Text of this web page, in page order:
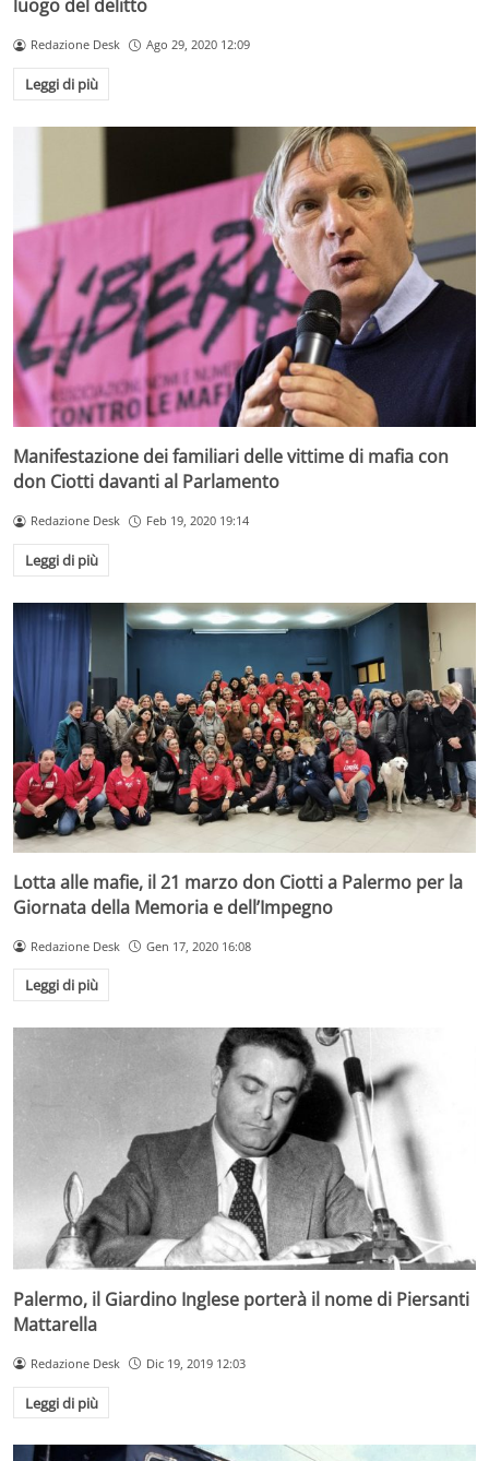
luogo del delitto
Redazione Desk Ago 29, 2020 12:09
Leggi di più
Manifestazione dei familiari delle vittime di mafia con
don Ciotti davanti al Parlamento
Redazione Desk Feb 19, 2020 19:14
Leggi di più
Lotta alle mafie, il 21 marzo don Ciotti a Palermo per la
Giornata della Memoria e dell’Impegno
Redazione Desk Gen 17, 2020 16:08
Leggi di più
Palermo, il Giardino Inglese porterà il nome di Piersanti
Mattarella
Redazione Desk Dic 19, 2019 12:03
Leggi di più